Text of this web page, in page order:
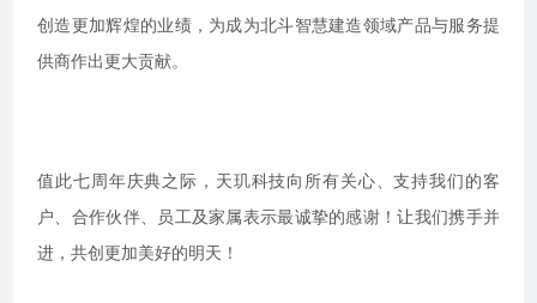
创造更加辉煌的业绩，为成为北斗智慧建造领域产品与服务提
供商作出更大贡献。
值此七周年庆典之际，天玑科技向所有关心、支持我们的客
户、合作伙伴、员工及家属表示最诚挚的感谢！让我们携手并
进，共创更加美好的明天！